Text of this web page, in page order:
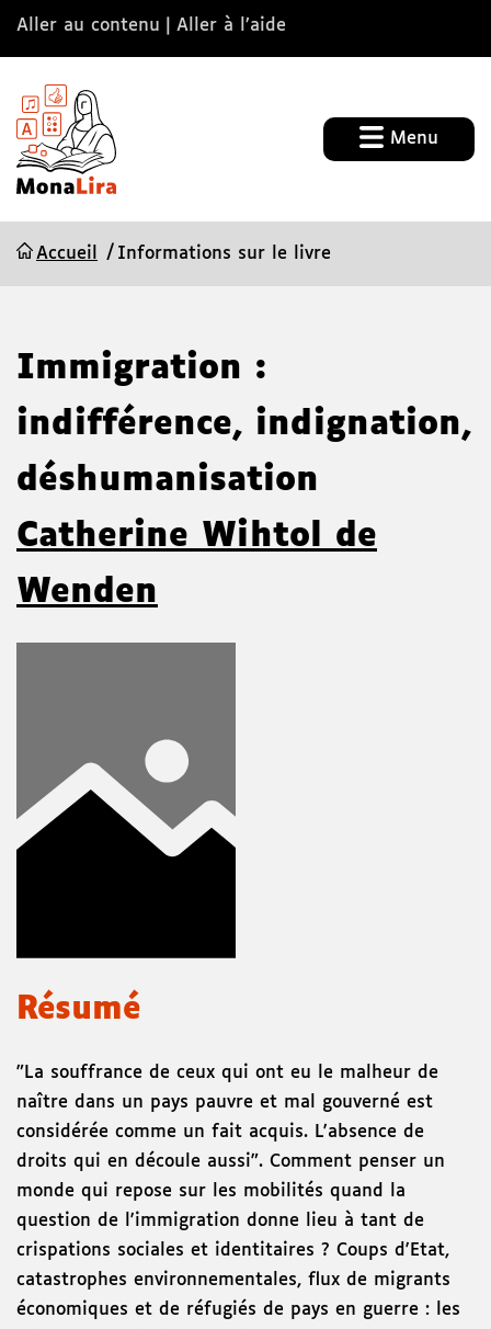
Aller au contenu Aller à l’aide
Menu
Accueil Informations sur le livre
Immigration :
indifférence, indignation,
déshumanisation
Catherine Wihtol de
Wenden
Résumé
"La souffrance de ceux qui ont eu le malheur de
naître dans un pays pauvre et mal gouverné est
considérée comme un fait acquis. L'absence de
droits qui en découle aussi". Comment penser un
monde qui repose sur les mobilités quand la
question de l'immigration donne lieu à tant de
crispations sociales et identitaires ? Coups d'Etat,
catastrophes environnementales, flux de migrants
économiques et de réfugiés de pays en guerre : les